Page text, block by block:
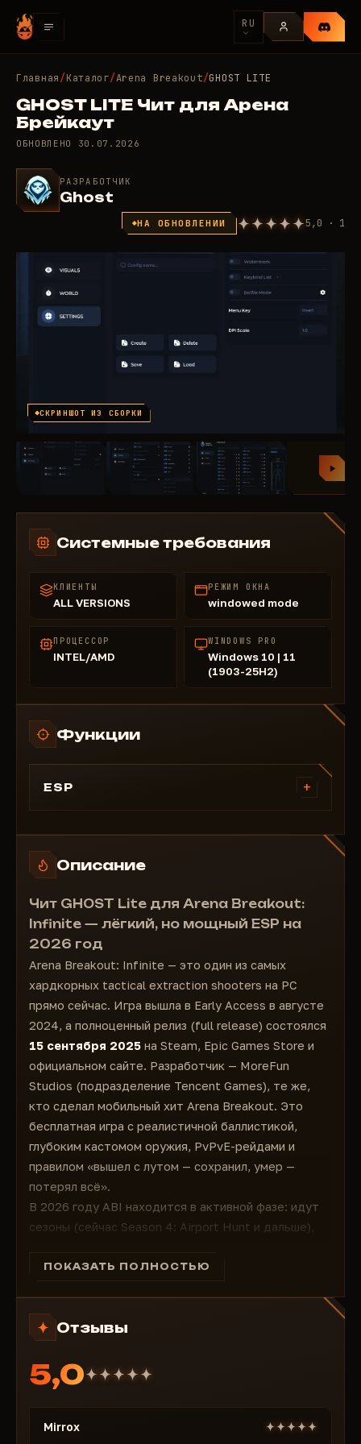
RU
Главная/Каталог/Arena Breakout/GHOST LITE
GHOST LITE Чит для Арена
Брейкаут
ОБНОВЛЕНО 30.07.2026
РАЗРАБОТЧИК
Ghost
НА ОБНОВЛЕНИИ 5,0 · 1
СКРИНШОТ ИЗ СБОРКИ
Системные требования
КЛИЕНТЫ
ALL VERSIONS
РЕЖИМ ОКНА
windowed mode
ПРОЦЕССОР
INTEL/AMD
WINDOWS PRO
Windows 10 | 11
(1903-25H2)
Функции
ESP +
ESP на игроков
ESP на ботов
Дистанция до игрока
Цена игрока
Пати
Уровень игрока
Здоровье игрока
Описание
Чит GHOST Lite для Arena Breakout:
Infinite — лёгкий, но мощный ESP на
2026 год
Arena Breakout: Infinite — это один из самых
хардкорных tactical extraction shooters на PC
прямо сейчас. Игра вышла в Early Access в августе
2024, а полноценный релиз (full release) состоялся
15 сентября 2025 на Steam, Epic Games Store и
официальном сайте. Разработчик — MoreFun
Studios (подразделение Tencent Games), те же,
кто сделал мобильный хит Arena Breakout. Это
бесплатная игра с реалистичной баллистикой,
глубоким кастомом оружия, PvPvE-рейдами и
правилом «вышел с лутом — сохранил, умер —
потерял всё».
В 2026 году ABI находится в активной фазе: идут
сезоны (сейчас Season 4: Airport Hunt и дальше),
International Airport), оружие, события, боссы и
рискуя потерять экипировку за один неудачный
HWID), но качественные приватные читы остаются
undetected.
Почему GHOST Lite — идеальный выбор для Arena
Breakout: Infinite?
ПОКАЗАТЬ ПОЛНОСТЬЮ
Отзывы
5,0
Mirrox